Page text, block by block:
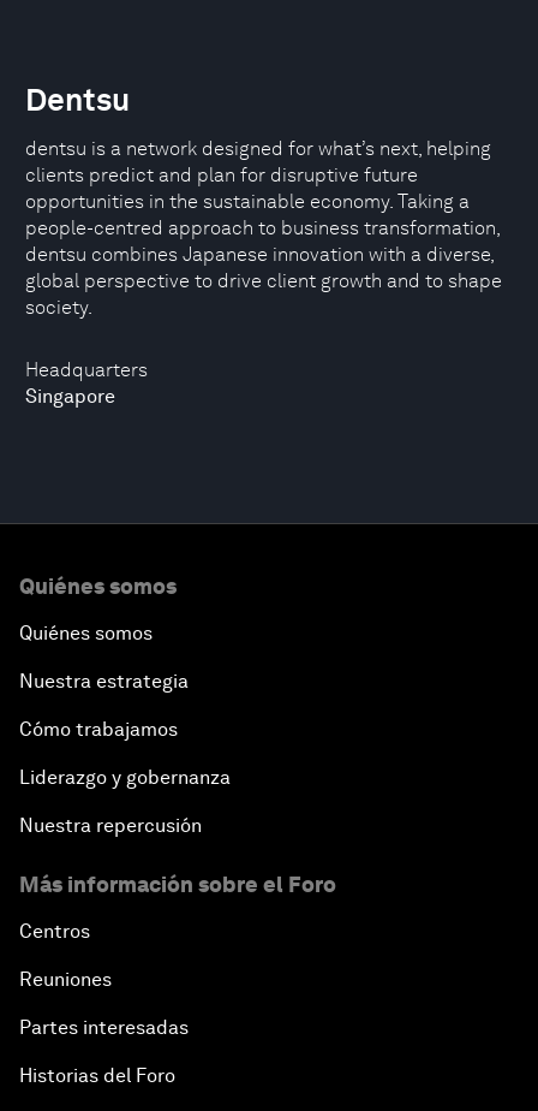
Headquarters
Singapore
Dentsu
dentsu is a network designed for what’s next, helping
clients predict and plan for disruptive future
opportunities in the sustainable economy. Taking a
people-centred approach to business transformation,
dentsu combines Japanese innovation with a diverse,
global perspective to drive client growth and to shape
society.
Quiénes somos
Quiénes somos
Nuestra estrategia
Cómo trabajamos
Liderazgo y gobernanza
Nuestra repercusión
Más información sobre el Foro
Centros
Reuniones
Partes interesadas
Historias del Foro